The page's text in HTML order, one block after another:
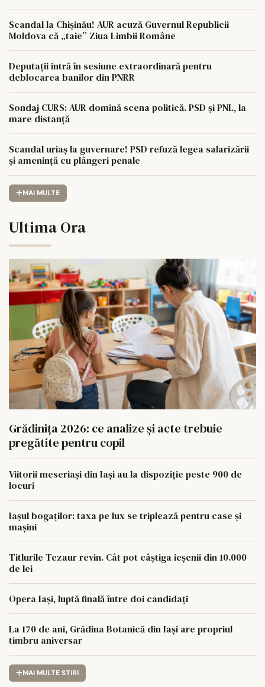
Scandal la Chișinău! AUR acuză Guvernul Republicii
Moldova că „taie” Ziua Limbii Române
Deputații intră în sesiune extraordinară pentru
deblocarea banilor din PNRR
Sondaj CURS: AUR domină scena politică. PSD și PNL, la
mare distanță
Scandal uriaș la guvernare! PSD refuză legea salarizării
și amenință cu plângeri penale
MAI MULTE
Ultima Ora
Grădinița 2026: ce analize și acte trebuie
pregătite pentru copil
Viitorii meseriași din Iași au la dispoziție peste 900 de
locuri
Iașul bogaților: taxa pe lux se triplează pentru case și
mașini
Titlurile Tezaur revin. Cât pot câștiga ieșenii din 10.000
de lei
Opera Iași, luptă finală între doi candidați
La 170 de ani, Grădina Botanică din Iași are propriul
timbru aniversar
MAI MULTE STIRI